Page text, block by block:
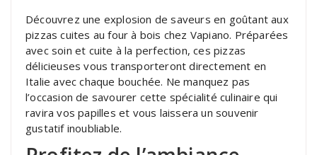
Découvrez une explosion de saveurs en goûtant aux
pizzas cuites au four à bois chez Vapiano. Préparées
avec soin et cuite à la perfection, ces pizzas
délicieuses vous transporteront directement en
Italie avec chaque bouchée. Ne manquez pas
l’occasion de savourer cette spécialité culinaire qui
ravira vos papilles et vous laissera un souvenir
gustatif inoubliable.